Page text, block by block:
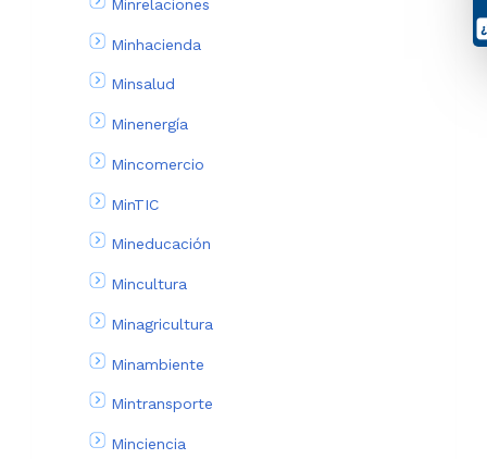
Minrelaciones
Minhacienda
Minsalud
Minenergía
Mincomercio
MinTIC
Mineducación
Mincultura
Minagricultura
Minambiente
Mintransporte
Minciencia